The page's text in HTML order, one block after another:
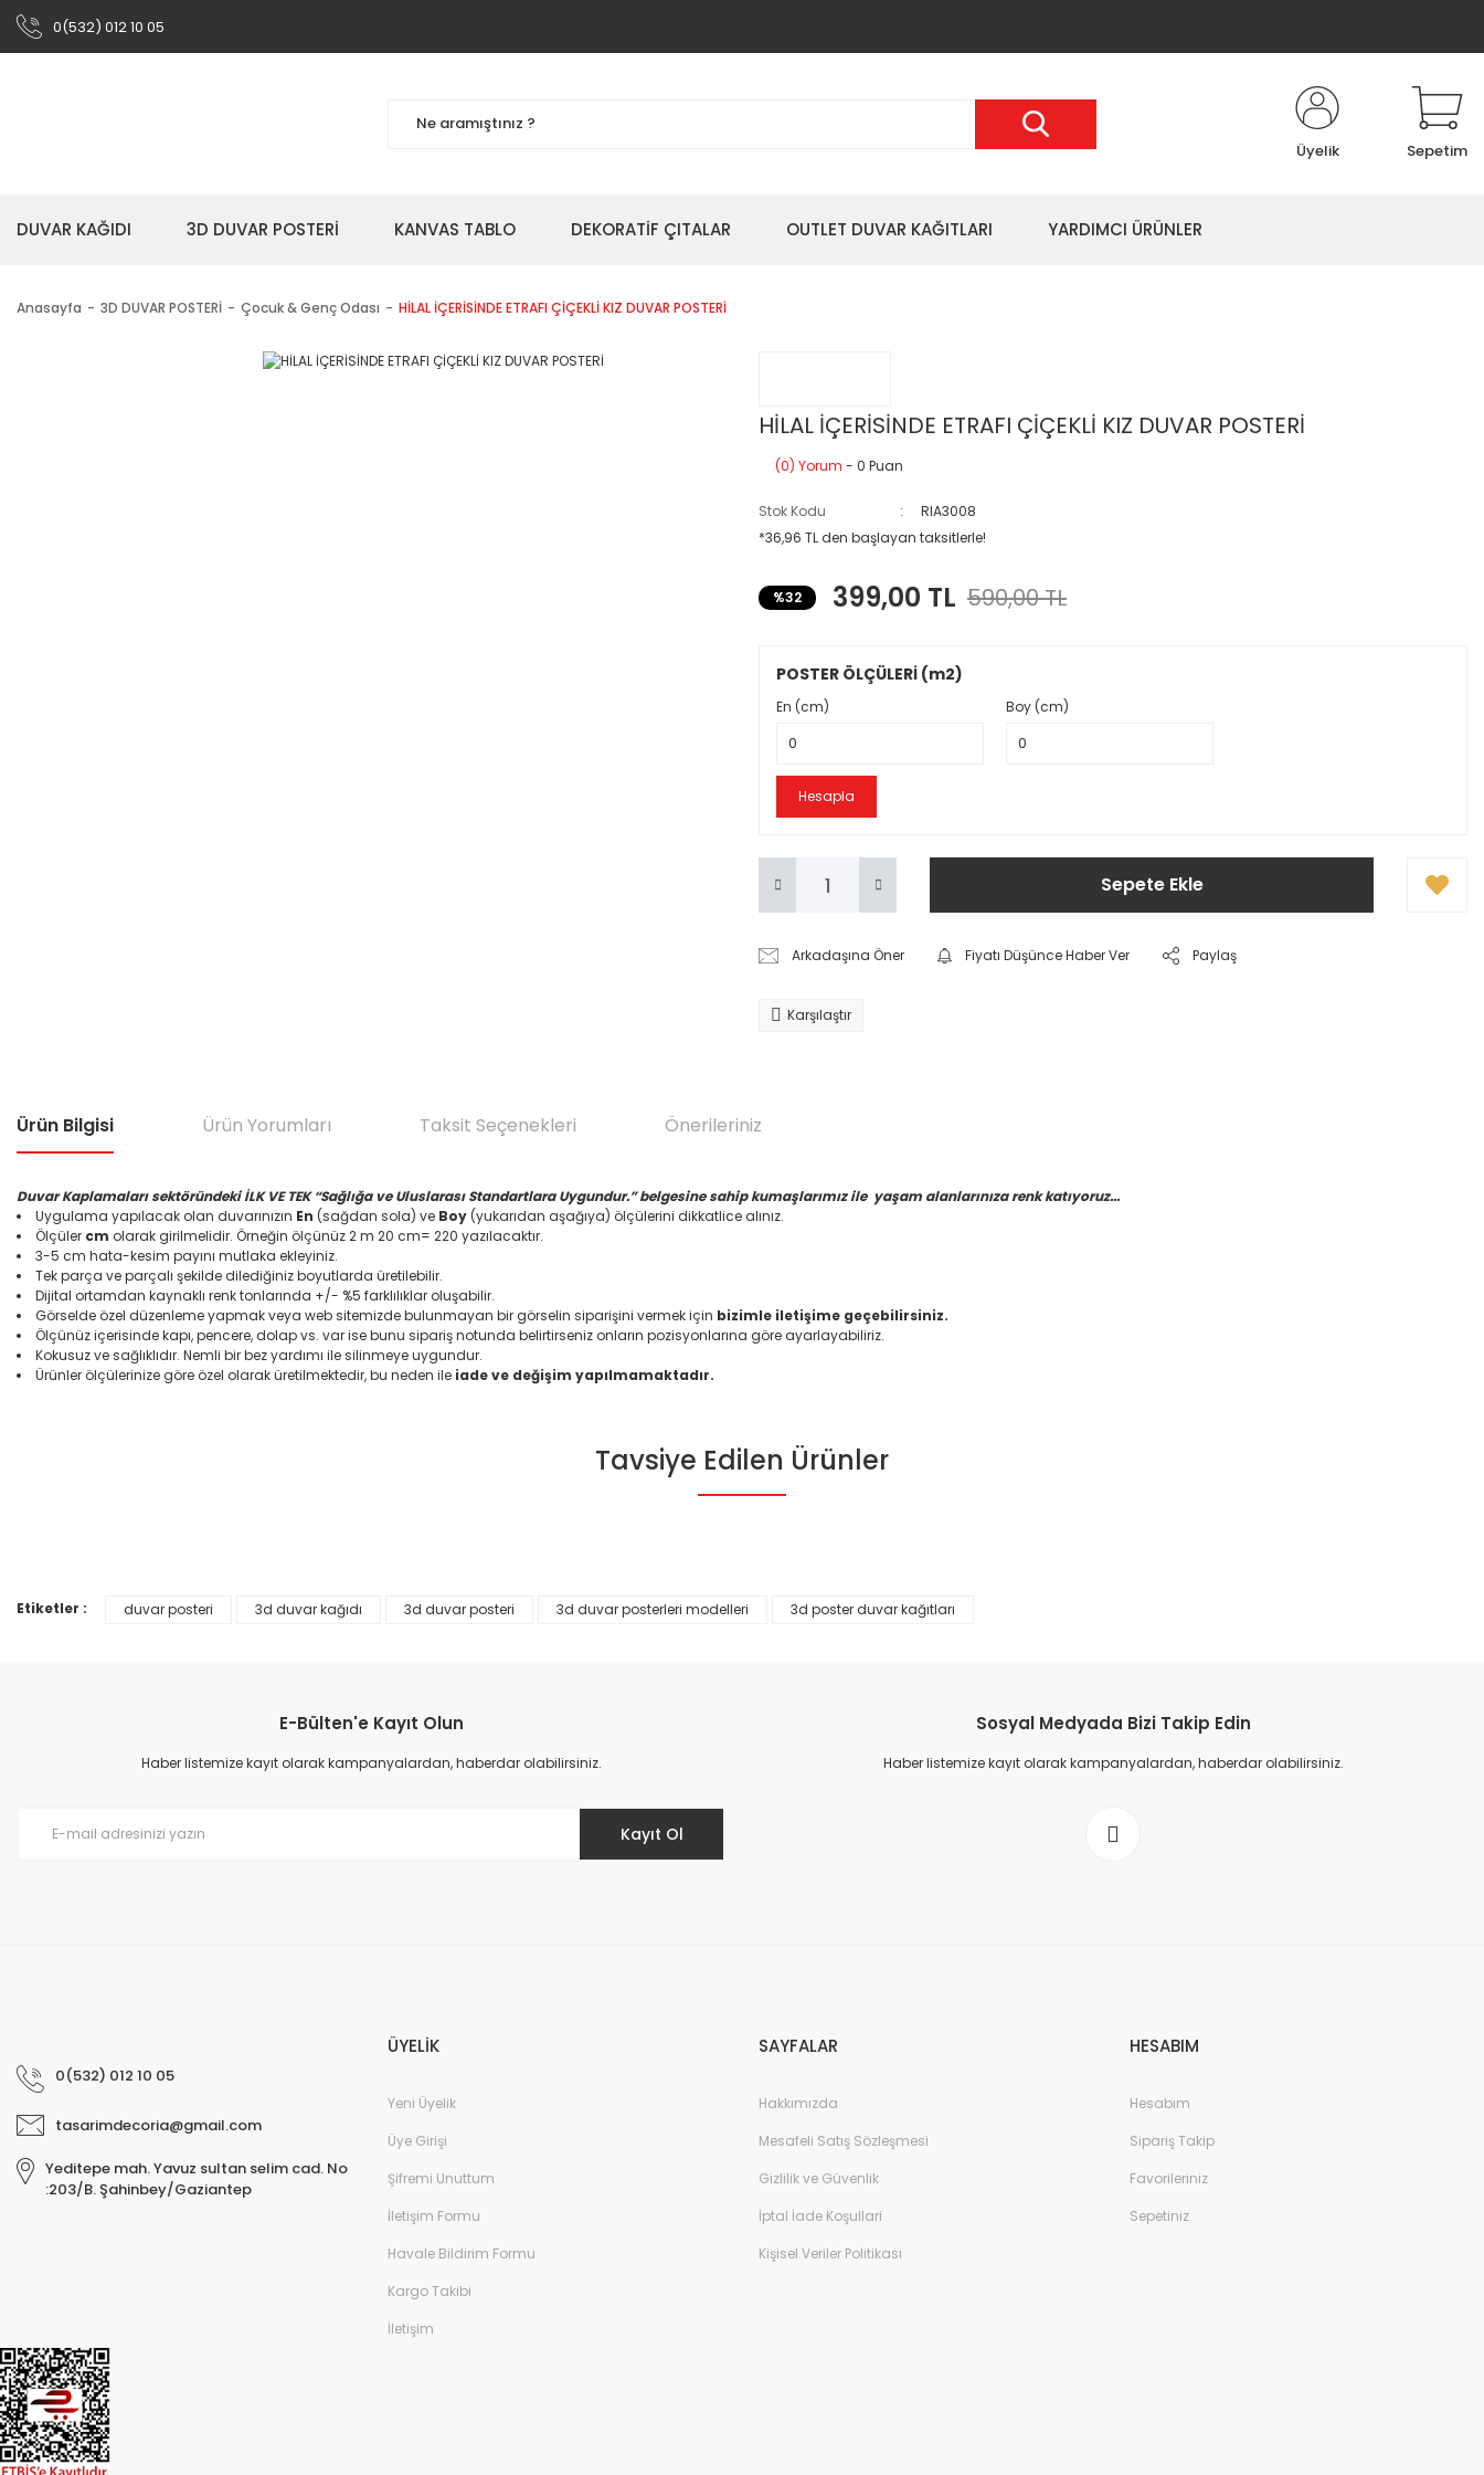
0(532) 012 10 05
Üyelik Sepetim
DUVAR KAĞIDI 3D DUVAR POSTERİ KANVAS TABLO DEKORATİF ÇITALAR OUTLET DUVAR KAĞITLARI YARDIMCI ÜRÜNLER
Anasayfa 3D DUVAR POSTERİ Çocuk & Genç Odası HİLAL İÇERİSİNDE ETRAFI ÇİÇEKLİ KIZ DUVAR POSTERİ
HİLAL İÇERİSİNDE ETRAFI ÇİÇEKLİ KIZ DUVAR POSTERİ
(0) Yorum - 0 Puan
Stok Kodu
RIA3008
*36,96 TL den başlayan taksitlerle!
%32 399,00 TL 590,00 TL
POSTER ÖLÇÜLERİ (m2)
En (cm) Boy (cm)
Hesapla
Sepete Ekle
Arkadaşına Öner Fiyatı Düşünce Haber Ver Paylaş
Karşılaştır
Ürün Bilgisi Ürün Yorumları Taksit Seçenekleri Önerileriniz
Duvar Kaplamaları sektöründeki İLK VE TEK “Sağlığa ve Uluslarası Standartlara Uygundur.” belgesine sahip kumaşlarımız ile yaşam alanlarınıza renk katıyoruz...
Uygulama yapılacak olan duvarınızın En (sağdan sola) ve Boy (yukarıdan aşağıya) ölçülerini dikkatlice alınız.
Ölçüler cm olarak girilmelidir. Örneğin ölçünüz 2 m 20 cm= 220 yazılacaktır.
3-5 cm hata-kesim payını mutlaka ekleyiniz.
Tek parça ve parçalı şekilde dilediğiniz boyutlarda üretilebilir.
Dijital ortamdan kaynaklı renk tonlarında +/- %5 farklılıklar oluşabilir.
Görselde özel düzenleme yapmak veya web sitemizde bulunmayan bir görselin siparişini vermek için bizimle iletişime geçebilirsiniz.
Ölçünüz içerisinde kapı, pencere, dolap vs. var ise bunu sipariş notunda belirtirseniz onların pozisyonlarına göre ayarlayabiliriz.
Kokusuz ve sağlıklıdır. Nemli bir bez yardımı ile silinmeye uygundur.
Ürünler ölçülerinize göre özel olarak üretilmektedir, bu neden ile iade ve değişim yapılmamaktadır.
Bu ürüne ilk yorumu siz yapın!
Bu ürünün fiyat bilgisi, resim, ürün açıklamalarında ve diğer konularda yetersiz gördüğünüz noktaları öneri formunu kullanarak tarafımıza iletebilirsiniz.
Ürün bilgilerinde hatalar bulunuyor.
Gönder
Tavsiye Edilen Ürünler
Etiketler : duvar posteri 3d duvar kağıdı 3d duvar posteri 3d duvar posterleri modelleri 3d poster duvar kağıtları
E-Bülten'e Kayıt Olun
Haber listemize kayıt olarak kampanyalardan, haberdar olabilirsiniz.
Kayıt Ol
Sosyal Medyada Bizi Takip Edin
Haber listemize kayıt olarak kampanyalardan, haberdar olabilirsiniz.
0(532) 012 10 05
tasarimdecoria@gmail.com
Yeditepe mah. Yavuz sultan selim cad. No
:203/B. Şahinbey/Gaziantep
ÜYELİK
Yeni Üyelik
Üye Girişi
Şifremi Unuttum
İletişim Formu
Havale Bildirim Formu
Kargo Takibi
İletişim
SAYFALAR
Hakkımızda
Mesafeli Satış Sözleşmesi
Gizlilik ve Güvenlik
İptal İade Koşullari
Kişisel Veriler Politikası
HESABIM
Hesabım
Sipariş Takip
Favorileriniz
Sepetiniz